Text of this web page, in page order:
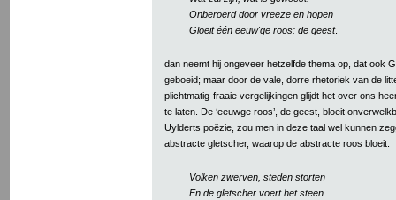
Onberoerd door vreeze en hopen
Gloeit één eeuw'ge roos: de geest.
dan neemt hij ongeveer hetzelfde thema op, dat ook
geboeid; maar door de vale, dorre rhetoriek van de
plichtmatig-fraaie vergelijkingen glijdt het over ons
te laten. De ‘eeuwge roos’, de geest, bloeit
Uylderts poëzie, zou men in deze taal wel kunnen
abstracte gletscher, waarop de abstracte roos bloeit:
Volken zwerven, steden storten
En de gletscher voert het steen